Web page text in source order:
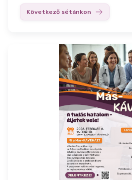
Következő sétánkon